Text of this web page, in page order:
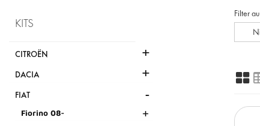
KITS
CITROËN +
DACIA +
FIAT -
Fiorino 08- +
Filter